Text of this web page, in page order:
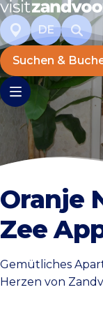
DE
Suchen &
Oranje
Zee
Gemütliches
Herzen von